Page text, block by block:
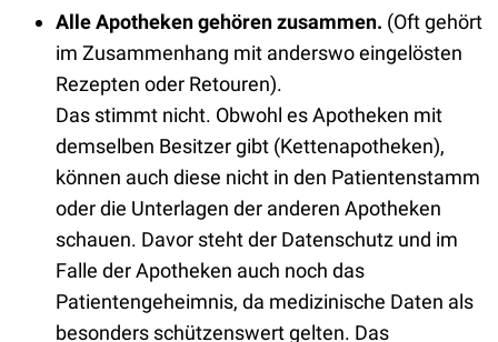
Alle Apotheken gehören zusammen. (Oft gehört
im Zusammenhang mit anderswo eingelösten
Rezepten oder Retouren).
Das stimmt nicht. Obwohl es Apotheken mit
demselben Besitzer gibt (Kettenapotheken),
können auch diese nicht in den Patientenstamm
oder die Unterlagen der anderen Apotheken
schauen. Davor steht der Datenschutz und im
Falle der Apotheken auch noch das
Patientengeheimnis, da medizinische Daten als
besonders schützenswert gelten. Das